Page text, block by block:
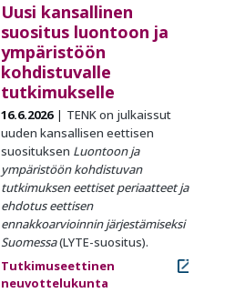
Uusi kansallinen
suositus luontoon ja
ympäristöön
kohdistuvalle
tutkimukselle
16.6.2026
TENK on julkaissut
uuden kansallisen eettisen
suosituksen Luontoon ja
ympäristöön kohdistuvan
tutkimuksen eettiset periaatteet ja
ehdotus eettisen
ennakkoarvioinnin järjestämiseksi
Suomessa(LYTE-suositus).
Tutkimuseettinen
neuvottelukunta